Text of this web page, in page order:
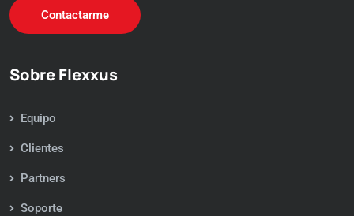
Contactarme
Sobre Flexxus
Equipo
Clientes
Partners
Soporte